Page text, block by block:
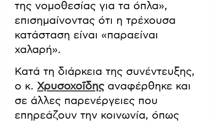
της νομοθεσίας για τα όπλα»,
επισημαίνοντας ότι η τρέχουσα
κατάσταση είναι «παραείναι
χαλαρή».
Κατά τη διάρκεια της συνέντευξης,
ο κ. Χρυσοχοΐδηςαναφέρθηκε και
σε άλλες παρενέργειες που
επηρεάζουν την κοινωνία, όπως